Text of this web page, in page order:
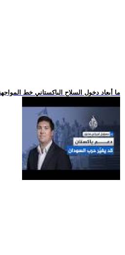
.. ما أبعاد دخول السلاح الباكستاني خط